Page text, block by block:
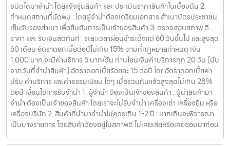
ชนิดใดมาจำนำ โดยแจ้งรุ่นสินค้า และ ประเมินราคาสินค้าในเบื้องต้น 2.
กำหนดสถานที่นัดพบ : โดยผู้จำนำต้องเตรียมเอกสาร สำเนาบัตรประชาชน
เซ็นรับรองสำเนา เพื่อยืนยันการเป็นเจ้าของสินค้า 3. ตรวจสอบสภาพ ตี
ราคา และ รับเงินสดทันที : ระยะเวลาผ่อนชำระตั้งแต่ 60 วันขึ้นไป และสูงสุด
60 เดือน อัตราดอกเบี้ยต่อปีไม่เกิน 15% ตามที่กฏหมายกำหนด เงิน
1,000 บาท จะมีค่าบริการ 5 บาท/วัน ท่านโอนเงินค่าบริการทุก 20 วัน (นับ
จากวันที่จำนำสินค้า) อัตราดอกเบี้ยร้อยละ 15 ต่อปี โดยอัตราดอกเบี้ยค่า
ปรับ ค่าบริการ และค่าธรรมเนียม ใดๆ เมื่อรวมกันแล้วสูงสุดไม่เกิน 28%
ต่อปี เงื่อนไขการรับจำนำ 1. ผู้จำนำ ต้องเป็นเจ้าของสินค้า : ผู้นำสินค้ามา
จำนำ ต้องเป็นเจ้าของสินค้า โดยเราจะไม่รับจำนำ เครื่องเช่า เครื่องยืม หรือ
เครื่องบริษัท 2. สินค้าที่นำมาจำนำไม่ควรเกิน 1-2 ปี : หากเกินจะพิจารณา
เป็นบางรายการ โดยสินค้าต้องอยู่ในสภาพดี ไม่เคยเสียหรือเคยซ่อมมาก่อน